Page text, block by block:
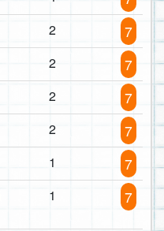
2 7
2 7
2 7
2 7
1 7
1 7